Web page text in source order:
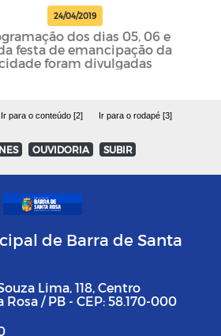
24/04/2019
dos dias 05, 06 e
festa de emancipação da
foram divulgadas
Ir para o conteúdo [2] Ir para o rodapé [3]
OUVIDORIA SUBIR
de Barra de Santa
Lima, 118, Centro
Rosa / PB - CEP: 58.170-000